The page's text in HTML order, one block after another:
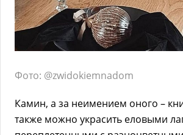
Фото: @zwidokiemnadom
Камин, а за неимением оного –
также можно украсить еловыми